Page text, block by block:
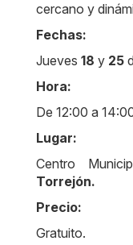
cercano y
Fechas:
Jueves 18 y 25
Hora:
De 12:00 a
Lugar:
Centro
Torrejón.
Precio:
Gratuito.